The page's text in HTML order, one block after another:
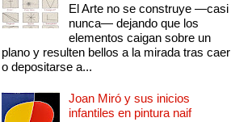
El Arte no se construye —casi
nunca— dejando que los
elementos caigan sobre un
plano y resulten bellos a la mirada tras caer
o depositarse a...
Joan Miró y sus inicios
infantiles en pintura naif